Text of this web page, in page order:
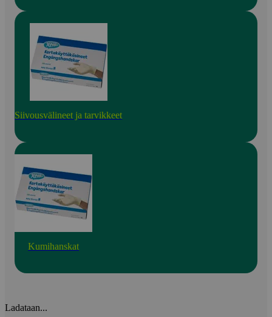
Siivousvälineet ja tarvikkeet
Kumihanskat
Ladataan...